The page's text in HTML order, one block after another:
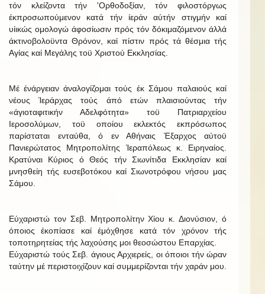
τόν κλείζοντα τήν 'Ορθοδοξίαν, τόν φιλοστόργως
έκπροσωπούμενον κατά τήν ίεράν αύτήν στιγμήν καί
υίικώς ομολογώ άφοσίωσιν πρός τόν δόκιμαζόμενον άλλά
άκτινοβολοϋντα Θρόνον, καί πίστιν πρός τά θέσμια τής
Αγίας καί Μεγάλης τοϋ Χριστού Εκκλησίας.
Μέ ένάργειαν άναλογίζομαι τούς έκ Σάμου παλαιούς καί
νέους Ίεράρχας τούς άπό ετών πλαισιούντας τήν
«άγιοταφιτικήν Αδελφότητα» τοϋ Πατριαρχείου
Ιεροσολύμων, τοϋ οποίου εκλεκτός εκπρόσωπος
παρίσταται ενταύθα, ό εν Αθήναις Έξαρχος αύτοϋ
Πανιερώτατος Μητροπολίτης Ίεραπόλεως κ. Ειρηναίος.
Κρατύναι Κύριος ό Θεός τήν Σιωνίτιδα Εκκλησίαν καί
μνησθείη τής ευσεβοτόκου καί Σιωνοτρόφου νήσου μας
Σάμου.
Εύχαριστώ τον Σεβ. Μητροπολίτην Χίου κ. Διονύσιον, ό
όποιος έκοπίασε καί έμόχθησε κατά τόν χρόνον τής
τοποτηρητείας τής λαχούσης μοι θεοσώστου Επαρχίας.
Εύχαριστώ τούς Σεβ. άγιους Αρχιερείς, οι όποιοι τήν ώραν
ταύτην μέ περιστοιχίζουν καί συμμερίζονται τήν χαράν μου.